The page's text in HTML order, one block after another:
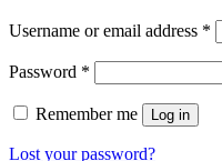
Username or email address *
Password *
Remember me Log in
Lost your password?